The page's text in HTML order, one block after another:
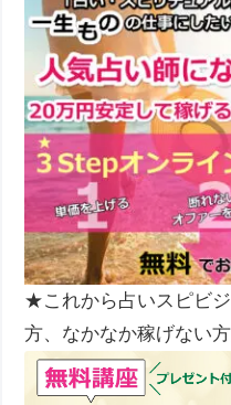
★これから占いスピビ
方、なかなか稼げない